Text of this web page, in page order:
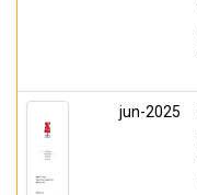
jun-2025